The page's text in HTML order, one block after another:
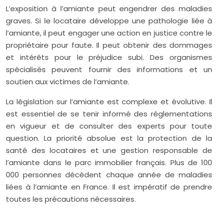
L’exposition à l’amiante peut engendrer des maladies
graves. Si le locataire développe une pathologie liée à
l’amiante, il peut engager une action en justice contre le
propriétaire pour faute. Il peut obtenir des dommages
et intérêts pour le préjudice subi. Des organismes
spécialisés peuvent fournir des informations et un
soutien aux victimes de l’amiante.
La législation sur l’amiante est complexe et évolutive. Il
est essentiel de se tenir informé des réglementations
en vigueur et de consulter des experts pour toute
question. La priorité absolue est la protection de la
santé des locataires et une gestion responsable de
l’amiante dans le parc immobilier français. Plus de 100
000 personnes décèdent chaque année de maladies
liées à l’amiante en France. Il est impératif de prendre
toutes les précautions nécessaires.